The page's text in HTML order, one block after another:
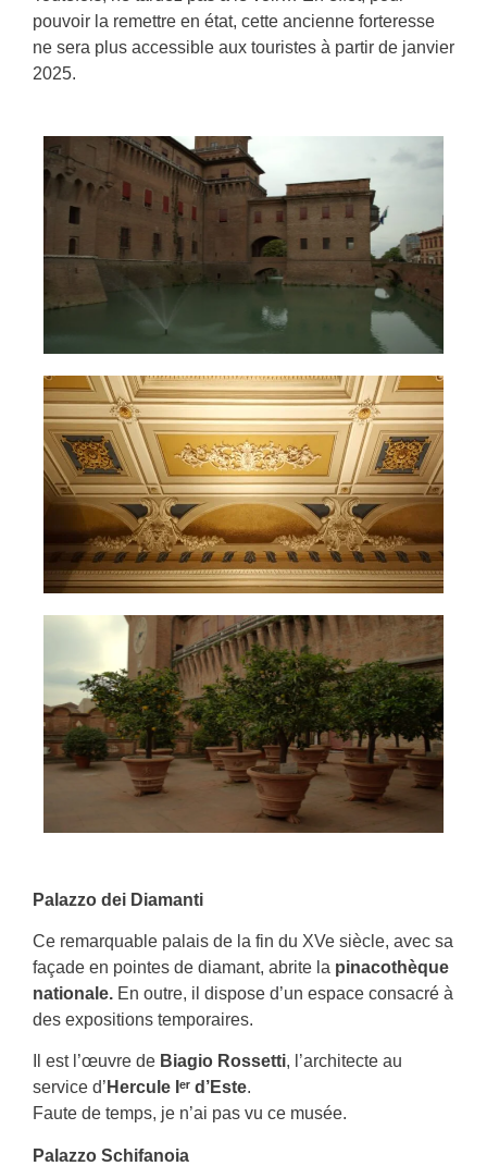
pouvoir la remettre en état, cette ancienne forteresse
ne sera plus accessible aux touristes à partir de janvier
2025.
Palazzo dei Diamanti
Ce remarquable palais de la fin du XVe siècle, avec sa
façade en pointes de diamant, abrite la pinacothèque
nationale. En outre, il dispose d’un espace consacré à
des expositions temporaires.
Il est l’œuvre de Biagio Rossetti, l’architecte au
service d’ Hercule Iᵉʳ d’Este.
Faute de temps, je n’ai pas vu ce musée.
Palazzo Schifanoia